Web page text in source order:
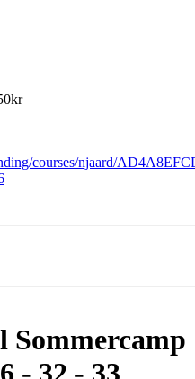
courses/njaard/
Sommercamp
- 32 - 33